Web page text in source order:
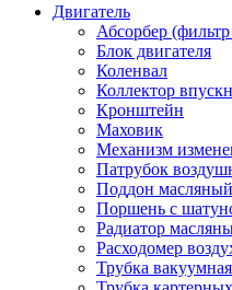
Двигатель
Абсорбер
Блок двигателя
Коленвал
Коллектор
Кронштейн
Маховик
Механизм
Патрубок
Поддон масляный
Поршень с
Радиатор
Расходомер
Трубка вакуумная